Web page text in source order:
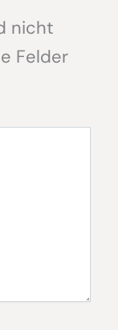
nicht
Felder